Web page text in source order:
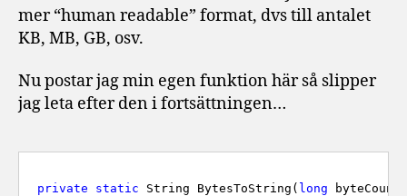
mer “human readable” format, dvs till antalet
KB, MB, GB, osv.
Nu postar jag min egen funktion här så slipper
jag leta efter den i fortsättningen…
private static String BytesToString( long byteCount)